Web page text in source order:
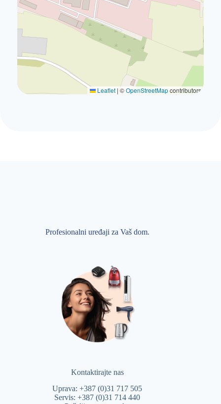
Leaflet | ©OpenStreetMapcontributors
Profesionalni uređaji za Vaš dom.
Kontaktirajte nas
Uprava: +387 (0)31 717 505
Servis: +387 (0)31 714 440